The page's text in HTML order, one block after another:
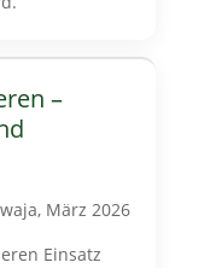
–
März 2026
Einsatz